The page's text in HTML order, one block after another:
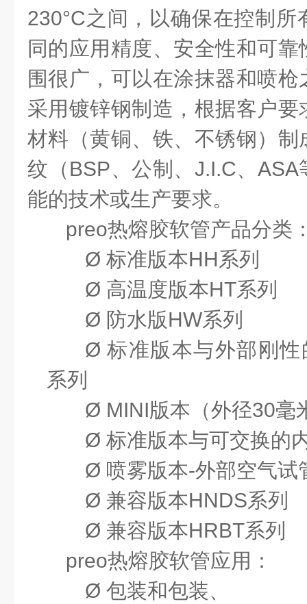
230°C之间，以确保在控制所
同的应用精度、安全性和可
围很广，可以在涂抹器和喷
采用镀锌钢制造，根据客户
材料（黄铜、铁、不锈钢）
纹（BSP、公制、 J.I.C、 ASA
能的技术或生产要求。
preo热熔胶软管产品分类
Ø 标准版本HH系列
Ø 高温度版本HT系列
Ø 防水版HW系列
Ø标准版本与外部刚
系列
Ø MINI版本（外径30毫
Ø 标准版本与可交换的
Ø 喷雾版本-外部空气试
Ø 兼容版本HNDS系列
Ø 兼容版本HRBT系列
preo热熔胶软管应用：
Ø 包装和包装、